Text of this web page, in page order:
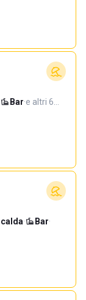
Bar·e altri 6…
· Bar·